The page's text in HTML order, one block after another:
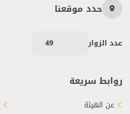
حدد موقعنا
عدد الزوار 49
روابط سريعة
عن الهيئة